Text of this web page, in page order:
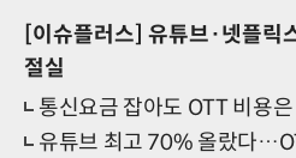
[이슈플러스] 유튜브·넷플릭
절실
통신요금 잡아도 OTT 비용은
유튜브 최고 70% 올랐다…OTT